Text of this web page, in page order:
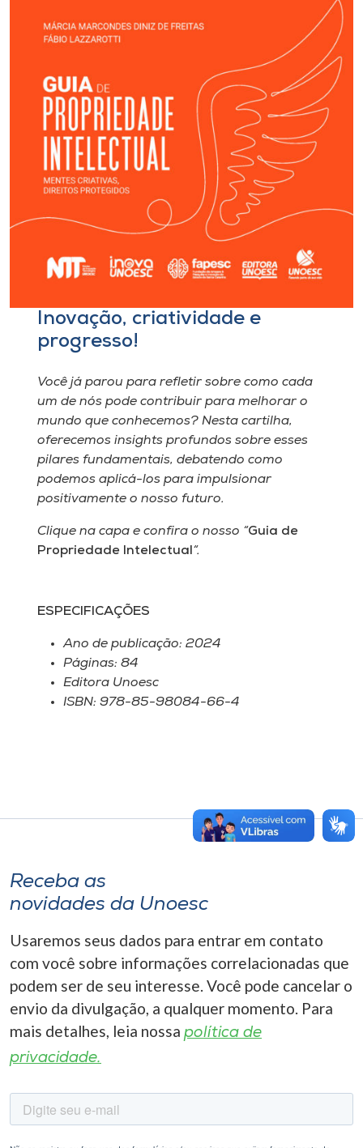
I.nova
Diplomados
Cultura
Biblioteca
Editora
Rádio
Unoesc
Store
o idioma
Inovação, criatividade e
progresso!
Você já parou para refletir sobre como cada
um de nós pode contribuir para melhorar o
mundo que conhecemos? Nesta cartilha,
oferecemos insights profundos sobre esses
pilares fundamentais, debatendo como
podemos aplicá-los para impulsionar
positivamente o nosso futuro.
Clique na capa e confira o nosso “Guia de
Propriedade Intelectual “.
ESPECIFICAÇÕES
Ano de publicação: 2024
Páginas: 84
Editora Unoesc
ISBN: 978-85-98084-66-4
Receba as
novidades da Unoesc
Usaremos seus dados para entrar em contato
com você sobre informações correlacionadas que
podem ser de seu interesse. Você pode cancelar o
envio da divulgação, a qualquer momento. Para
mais detalhes, leia nossa política de
privacidade.